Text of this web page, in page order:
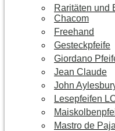
Raritäten und
Chacom
Freehand
Gesteckpfeife
Giordano
Jean Claude
John
Lesepfeifen
Mastro de Paja